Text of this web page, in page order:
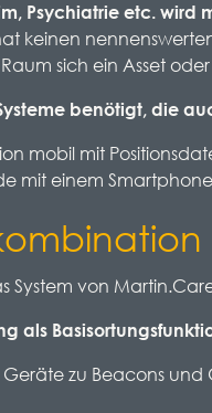
Psychiatrie etc.
keinen
sich ein Asset
benötigt, die
mobil mit
mit einem
System von
als
zu Beacons